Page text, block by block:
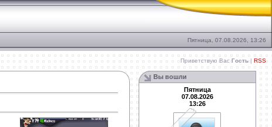
Пятница, 07.08.2026, 13:26
Приветствую Вас Гость | RSS
Вы вошли
Пятница
07.08.2026
13:26